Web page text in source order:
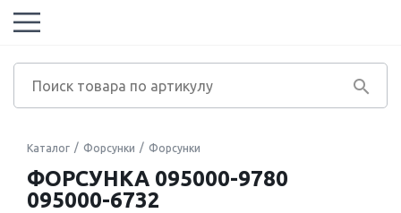
Каталог Форсунки Форсунки
ФОРСУНКА 095000-9780
095000-6732